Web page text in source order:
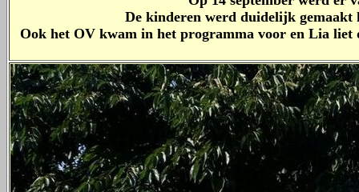
De kinderen werd duidelijk gemaakt
Ook het OV kwam in het programma voor en Lia liet